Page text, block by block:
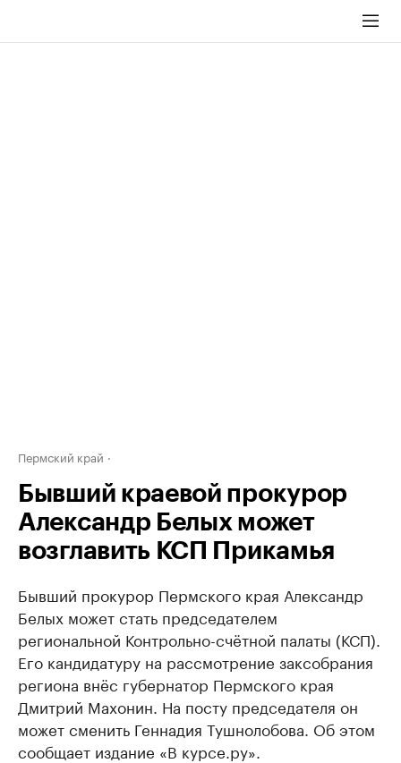
Пермский край
Бывший краевой прокурор
Александр Белых может
возглавить КСП Прикамья
Бывший прокурор Пермского края Александр
Белых может стать председателем
региональной Контрольно-счётной палаты (КСП).
Его кандидатуру на рассмотрение заксобрания
региона внёс губернатор Пермского края
Дмитрий Махонин. На посту председателя он
может сменить Геннадия Тушнолобова. Об этом
сообщает издание «В курсе.ру».